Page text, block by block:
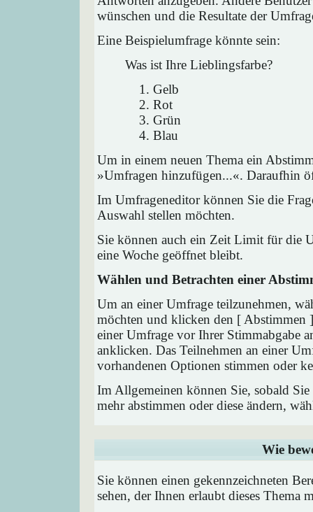
wünschen und die Resultate der
Eine Beispielumfrage könnte sein:
Was ist Ihre Lieblingsfarbe?
Gelb
Rot
Grün
Blau
Um in einem neuen Thema ein
»Umfragen hinzufügen...«. Daraufhin
Im Umfrageneditor können Sie die
Auswahl stellen möchten.
Sie können auch ein Zeit Limit für die
eine Woche geöffnet bleibt.
Wählen und Betrachten einer
Um an einer Umfrage teilzunehmen,
möchten und klicken den [ Abstimmen
einer Umfrage vor Ihrer Stimmabgabe
anklicken. Das Teilnehmen an einer
vorhandenen Optionen stimmen oder
Im Allgemeinen können Sie, sobald
mehr abstimmen oder diese ändern,
Wie
Sie können einen gekennzeichneten
sehen, der Ihnen erlaubt dieses Thema